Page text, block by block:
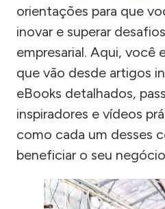
orientações para que
inovar e superar
empresarial. Aqui, você
que vão desde artigos
eBooks detalhados,
inspiradores e vídeos
como cada um desses
beneficiar o seu